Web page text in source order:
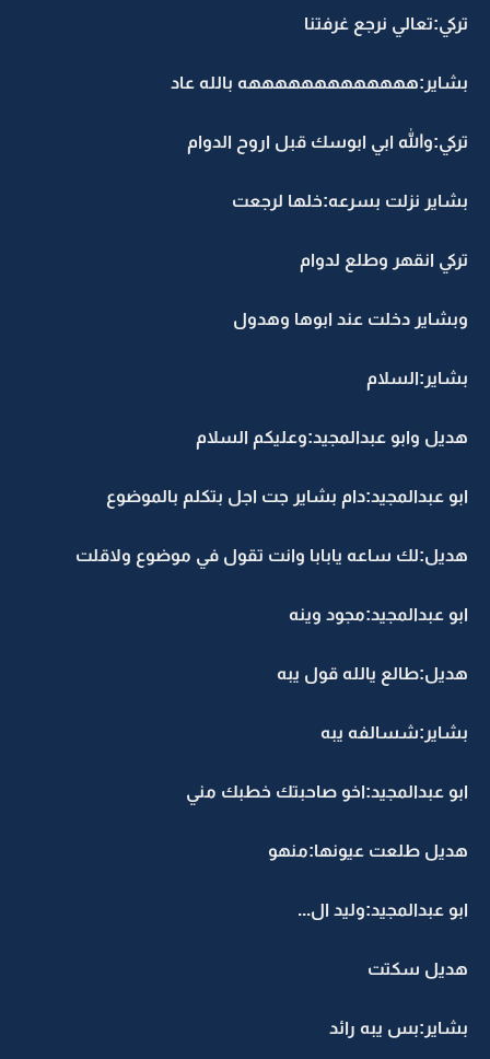
تركي:تعالي نرجع غرفتنا
بشاير:هههههههههههههه بالله عاد
تركي:والله ابي ابوسك قبل اروح الدوام
بشاير نزلت بسرعه:خلها لرجعت
تركي انقهر وطلع لدوام
وبشاير دخلت عند ابوها وهدول
بشاير:السلام
هديل وابو عبدالمجيد:وعليكم السلام
ابو عبدالمجيد:دام بشاير جت اجل بتكلم بالموضوع
هديل:لك ساعه يابابا وانت تقول في موضوع ولاقلت
ابو عبدالمجيد:مجود وينه
هديل:طالع يالله قول يبه
بشاير:شسالفه يبه
ابو عبدالمجيد:اخو صاحبتك خطبك مني
هديل طلعت عيونها:منهو
ابو عبدالمجيد:وليد ال...
هديل سكتت
بشاير:بس يبه رائد